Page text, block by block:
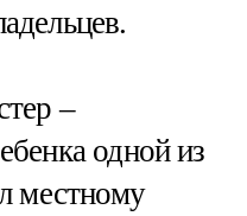
–
одной из
местному